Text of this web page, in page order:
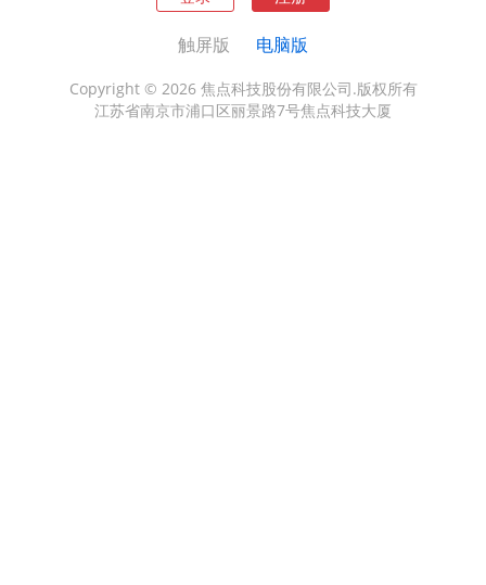
触屏版 电脑版
Copyright © 2026 焦点科技股份有限公司.版权所有
江苏省南京市浦口区丽景路7号焦点科技大厦